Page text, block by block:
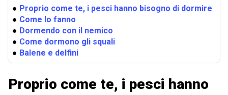
● Proprio come te, i pesci hanno bisogno di dormire
● Come lo fanno
● Dormendo con il nemico
● Come dormono gli squali
● Balene e delfini
Proprio come te, i pesci hanno